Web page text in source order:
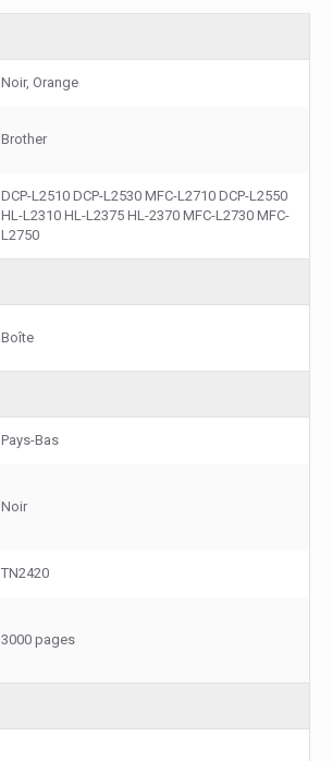
Noir, Orange
Brother
DCP-L2510 DCP-L2530 MFC-L2710 DCP-L2550
HL-L2310 HL-L2375 HL-2370 MFC-L2730 MFC-
L2750
Boîte
Pays-Bas
Noir
TN2420
3000 pages